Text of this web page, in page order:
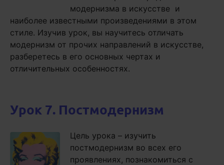
модернизма в искусстве и
наиболее известными произведениями в этом
стиле. Изучив урок, вы научитесь отличать
модернизм от прочих направлений в искусстве,
разберетесь в его основных чертах и
отличительных особенностях.
Урок 7. Постмодернизм
Цель урока – изучить
постмодернизм во всех его
проявлениях, познакомиться с